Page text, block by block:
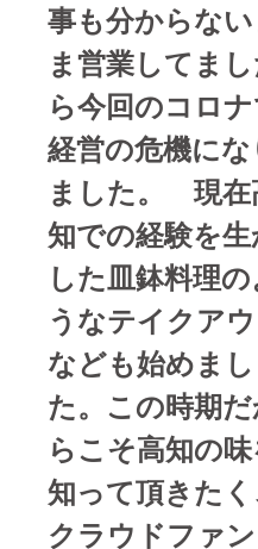
事も分からない
ま営業してま
ら今回のコロ
経営の危機にな
ました。 現在
知での経験を
した皿鉢料理の
うなテイクア
なども始めまし
た。この時期
らこそ高知の
知って頂きたく
クラウドファン